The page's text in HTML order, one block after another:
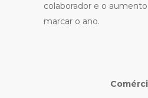
colaborador e o
marcar o ano.